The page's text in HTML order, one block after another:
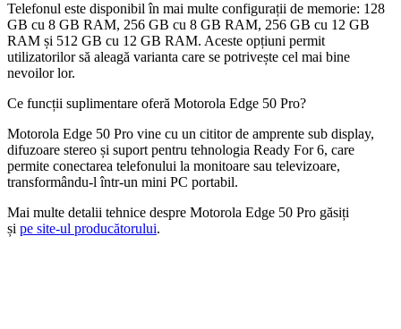
Telefonul este disponibil în mai multe configurații de memorie: 128
GB cu 8 GB RAM, 256 GB cu 8 GB RAM, 256 GB cu 12 GB
RAM și 512 GB cu 12 GB RAM. Aceste opțiuni permit
utilizatorilor să aleagă varianta care se potrivește cel mai bine
nevoilor lor.
Ce funcții suplimentare oferă Motorola Edge 50 Pro?
Motorola Edge 50 Pro vine cu un cititor de amprente sub display,
difuzoare stereo și suport pentru tehnologia Ready For 6, care
permite conectarea telefonului la monitoare sau televizoare,
transformându-l într-un mini PC portabil.
Mai multe detalii tehnice despre Motorola Edge 50 Pro găsiți
și pe site-ul producătorului.